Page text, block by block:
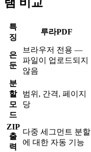
램 비교
특
징
루라PDF
은
둔
브라우저 전용 —
파일이 업로드되지
않음
분
할
모
드
범위, 간격, 페이지
당
ZIP
출
력
다중 세그먼트 분할
에 대한 자동 기능